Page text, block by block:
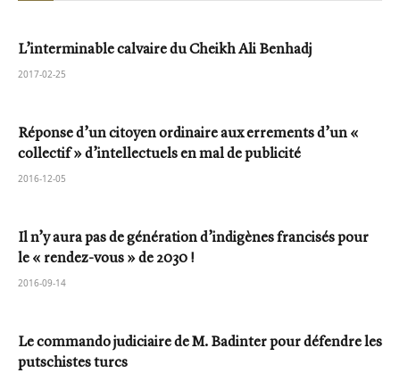
L’interminable calvaire du Cheikh Ali Benhadj
2017-02-25
Réponse d’un citoyen ordinaire aux errements d’un «
collectif » d’intellectuels en mal de publicité
2016-12-05
Il n’y aura pas de génération d’indigènes francisés pour
le « rendez-vous » de 2030 !
2016-09-14
Le commando judiciaire de M. Badinter pour défendre les
putschistes turcs